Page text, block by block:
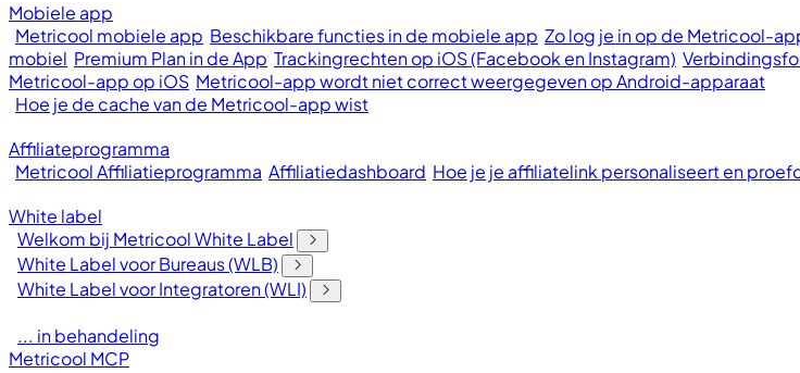
Mobiele app
Metricool mobiele app Beschikbare functies in de mobiele app Zo log je in op de Metricool-
mobiel Premium Plan in de App Trackingrechten op iOS (Facebook en Instagram)
Metricool-app op iOS Metricool-app wordt niet correct weergegeven op Android-apparaat
Hoe je de cache van de Metricool-app wist
Affiliateprogramma
Metricool Affiliatieprogramma Affiliatiedashboard Hoe je je affiliatelink personaliseert en
White label
Welkom bij Metricool White Label
White Label voor Bureaus (WLB)
White Label voor Integratoren (WLI)
... in behandeling
Metricool MCP